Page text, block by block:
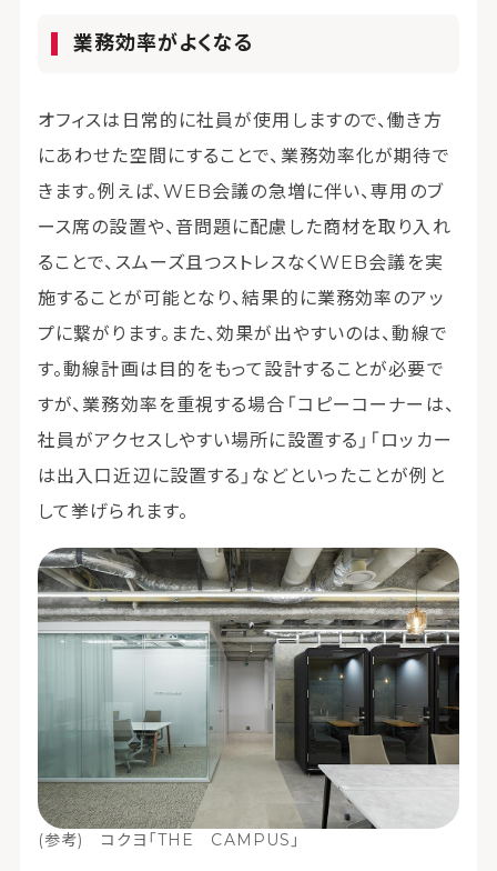
業務効率がよくなる
オフィスは日常的に社員が使用しますので、働き方
にあわせた空間にすることで、業務効率化が期待で
きます。例えば、WEB会議の急増に伴い、専用のブ
ース席の設置や、音問題に配慮した商材を取り入れ
ることで、スムーズ且つストレスなくWEB会議を実
施することが可能となり、結果的に業務効率のアッ
プに繋がります。また、効果が出やすいのは、動線で
す。動線計画は目的をもって設計することが必要で
すが、業務効率を重視する場合「コピーコーナーは、
社員がアクセスしやすい場所に設置する」「ロッカー
は出入口近辺に設置する」などといったことが例と
して挙げられます。
(参考) コクヨ「THE CAMPUS」